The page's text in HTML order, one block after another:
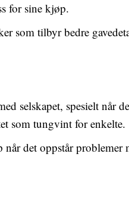
for sine kjøp.
som tilbyr bedre
selskapet, spesielt når
som tungvint for enkelte.
det oppstår problemer